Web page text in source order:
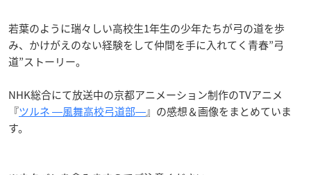
若葉のように瑞々しい高校生1年生の少年たちが弓の道を歩
み、かけがえのない経験をして仲間を手に入れてく青春”弓
道”ストーリー。
NHK総合にて放送中の京都アニメーション制作のTVアニメ
『ツルネ ―風舞高校弓道部―』の感想＆画像をまとめていま
す。